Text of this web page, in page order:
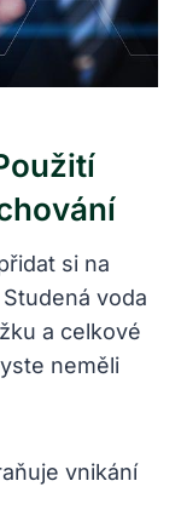
si na
voda
a celkové
neměli
vnikání